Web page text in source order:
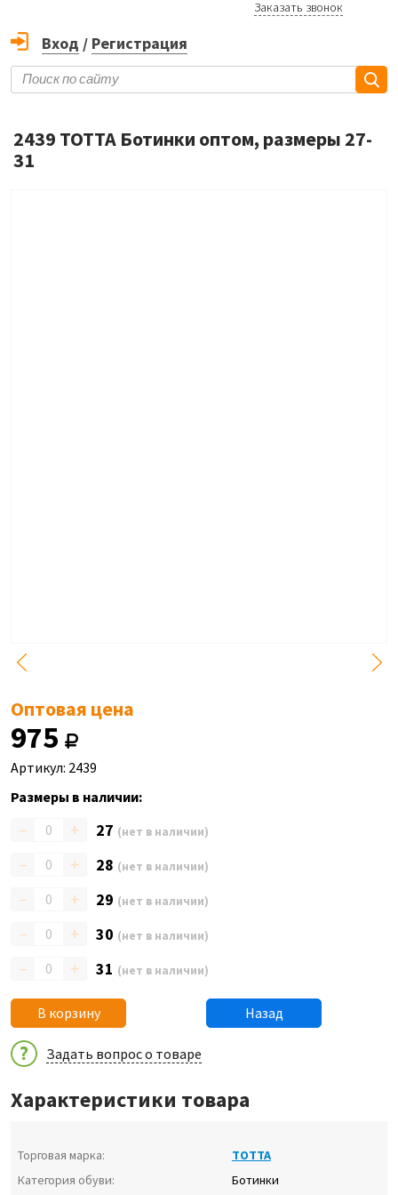
Заказать звонок
Вход / Регистрация
2439 ТОТТА Ботинки оптом, размеры 27-
31
Оптовая цена
975
Артикул: 2439
Размеры в наличии:
– + 27 (нет в наличии)
– + 28 (нет в наличии)
– + 29 (нет в наличии)
– + 30 (нет в наличии)
– + 31 (нет в наличии)
В корзину Назад
Задать вопрос о товаре
Характеристики товара
Торговая марка:
ТОТТА
Категория обуви:
Ботинки